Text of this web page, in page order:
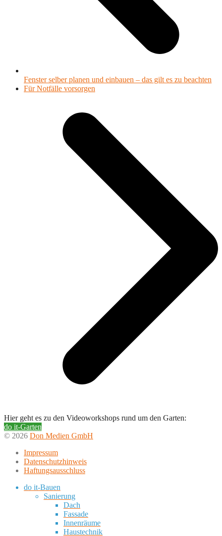
Fenster selber planen und einbauen – das gilt es zu beachten
Nächster
Für Notfälle vorsorgen
Hier geht es zu den Videoworkshops rund um den Garten:
do it-Garten
© 2026 Don Medien GmbH
Impressum
Datenschutzhinweis
Haftungsausschluss
do it-Bauen
Sanierung
Dach
Fassade
Innenräume
Haustechnik